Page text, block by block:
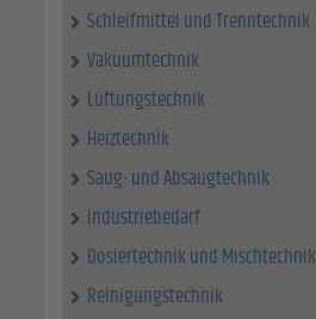
Schleifmittel und Trenntechnik
Vakuumtechnik
Lüftungstechnik
Heiztechnik
Saug- und Absaugtechnik
Industriebedarf
Dosiertechnik und Mischtechnik
Reinigungstechnik